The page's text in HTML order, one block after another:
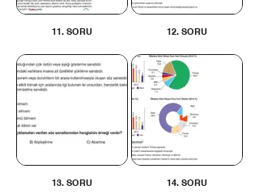
11. SORU 12. SORU
13. SORU 14. SORU